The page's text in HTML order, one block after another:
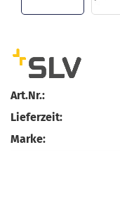
Art.Nr.:
Lieferzeit:
Marke: